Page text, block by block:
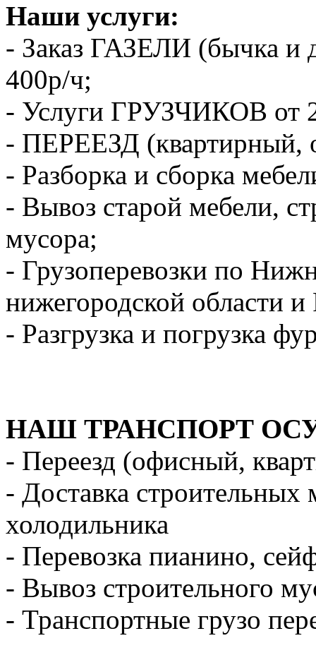
Наши услуги:
- Заказ ГАЗЕЛИ (бычка и
400р/ч;
- Услуги ГРУЗЧИКОВ от
- ПЕРЕЕЗД (квартирный,
- Разборка и сборка
- Вывоз старой мебели,
мусора;
- Грузоперевозки по
нижегородской области и
- Разгрузка и погрузка
НАШ ТРАНСПОРТ
- Переезд (офисный,
- Доставка
холодильника
- Перевозка пианино,
- Вывоз строительного
- Транспортные грузо